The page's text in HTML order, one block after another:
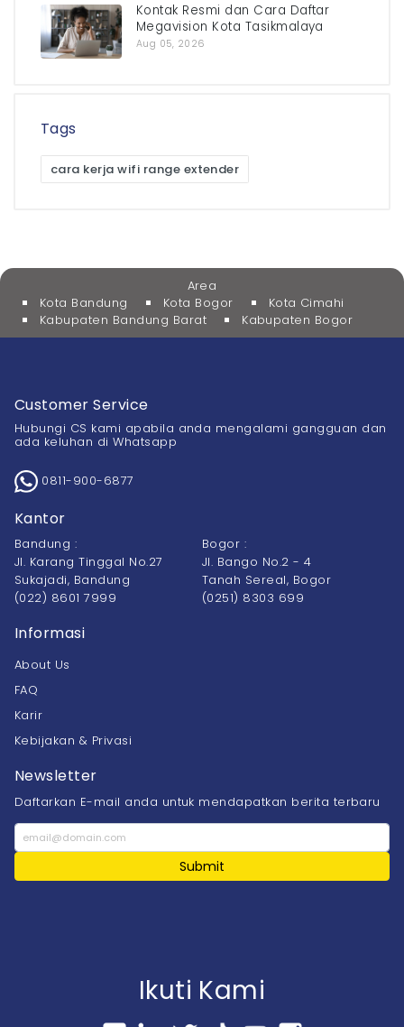
Kontak Resmi dan Cara Daftar
Megavision Kota Tasikmalaya
Aug 05, 2026
Tags
cara kerja wifi range extender
Area
Kota Bandung
Kota Bogor
Kota Cimahi
Kabupaten Bandung Barat
Kabupaten Bogor
Customer Service
Hubungi CS kami apabila anda mengalami gangguan dan
ada keluhan di Whatsapp
0811-900-6877
Kantor
Bandung :
Jl. Karang Tinggal No.27
Sukajadi, Bandung
(022) 8601 7999
Bogor :
Jl. Bango No.2 - 4
Tanah Sereal, Bogor
(0251) 8303 699
Informasi
About Us
FAQ
Karir
Kebijakan & Privasi
Newsletter
Daftarkan E-mail anda untuk mendapatkan berita terbaru
Submit
Ikuti Kami